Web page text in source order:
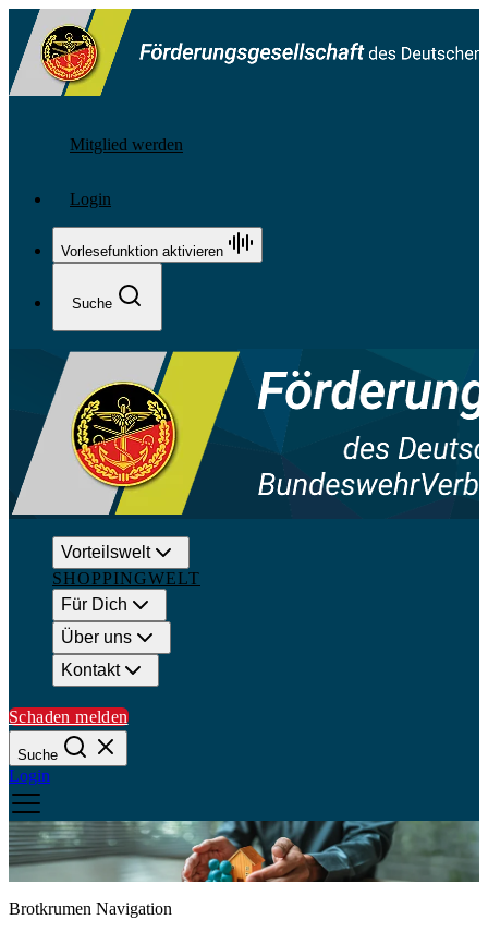
Mitglied werden
Login
Vorlesefunktion aktivieren
Suche
Vorteilswelt
SHOPPINGWELT
Für Dich
Über uns
Kontakt
Schaden melden
Suche
Login
Brotkrumen Navigation